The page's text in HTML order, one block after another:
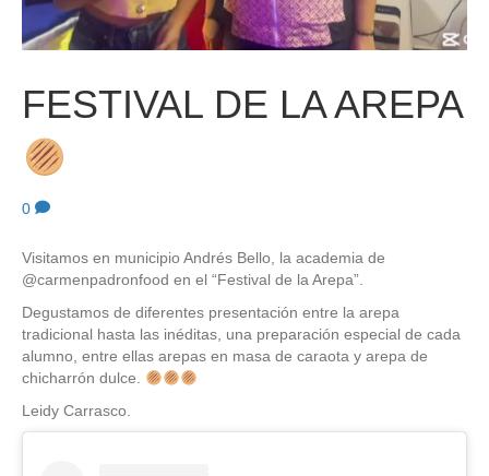
FESTIVAL DE LA AREPA
0
Visitamos en municipio Andrés Bello, la academia de
@carmenpadronfood en el “Festival de la Arepa”.
Degustamos de diferentes presentación entre la arepa
tradicional hasta las inéditas, una preparación especial de cada
alumno, entre ellas arepas en masa de caraota y arepa de
chicharrón dulce.
Leidy Carrasco.